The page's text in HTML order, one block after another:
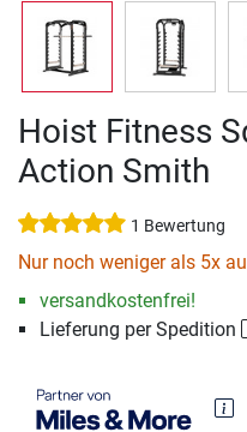
Hoist Fitness
Action Smith
1 Bewertung
Nur noch weniger als 5x
versandkostenfrei!
Lieferung per Spedition